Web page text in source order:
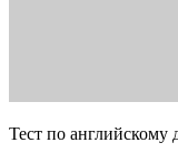
Тест по английскому